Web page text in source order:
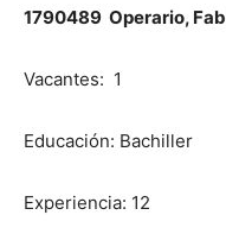
1790489 Operario,
Vacantes: 1
Educación: Bachiller
Experiencia: 12